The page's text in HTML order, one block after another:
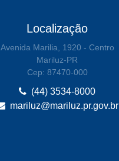
Localização
Avenida Marilia, 1920 - Centro
Mariluz-PR
Cep: 87470-000
(44) 3534-8000
mariluz@mariluz.pr.gov.br